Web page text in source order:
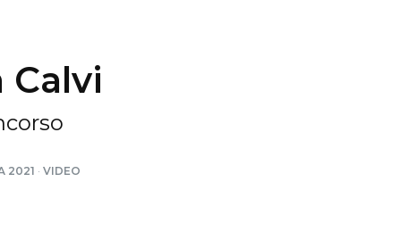
2021 · VIDEO